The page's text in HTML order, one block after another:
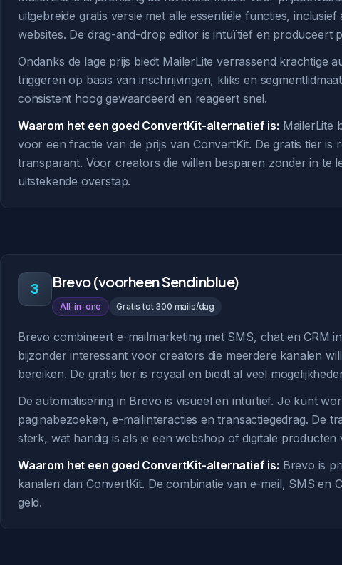
uitgebreide gratis versie met alle essentiële functies,
websites. De drag-and-drop editor is intuïtief en produceert
Ondanks de lage prijs biedt MailerLite verrassend krachtige
triggeren op basis van inschrijvingen, kliks en
consistent hoog gewaardeerd en reageert snel.
Waarom het een goed ConvertKit-alternatief is: MailerLite
voor een fractie van de prijs van ConvertKit. De gratis tier is
transparant. Voor creators die willen besparen zonder in te
uitstekende overstap.
3 Brevo (voorheen Sendinblue)
All-in-one Gratis tot 300 mails/dag
Brevo combineert e-mailmarketing met SMS, chat en CRM
bijzonder interessant voor creators die meerdere kanalen
bereiken. De gratis tier is royaal en biedt al veel
De automatisering in Brevo is visueel en intuïtief. Je kunt
paginabezoeken, e-mailinteracties en transactiegedrag. De
sterk, wat handig is als je een webshop of digitale producten
Waarom het een goed ConvertKit-alternatief is: Brevo is
kanalen dan ConvertKit. De combinatie van e-mail, SMS en
geld.